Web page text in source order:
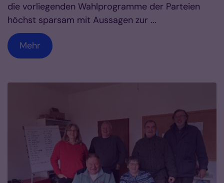
die vorliegenden Wahlprogramme der Parteien
höchst sparsam mit Aussagen zur ...
Mehr